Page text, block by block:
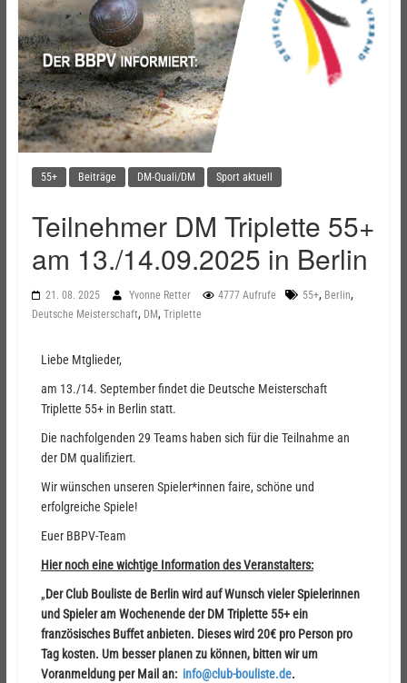
55+ Beiträge DM-Quali/DM Sport aktuell
Teilnehmer DM Triplette 55+
am 13./14.09.2025 in Berlin
21. 08. 2025 Yvonne Retter 4777 Aufrufe 55+, Berlin,
Deutsche Meisterschaft, DM, Triplette
Liebe Mtglieder,
am 13./14. September findet die Deutsche Meisterschaft
Triplette 55+ in Berlin statt.
Die nachfolgenden 29 Teams haben sich für die Teilnahme an
der DM qualifiziert.
Wir wünschen unseren Spieler*innen faire, schöne und
erfolgreiche Spiele!
Euer BBPV-Team
Hier noch eine wichtige Information des Veranstalters:
„Der Club Bouliste de Berlin wird auf Wunsch vieler Spielerinnen
und Spieler am Wochenende der DM Triplette 55+ ein
französisches Buffet anbieten. Dieses wird 20€ pro Person pro
Tag kosten. Um besser planen zu können, bitten wir um
Voranmeldung per Mail an: info@club-bouliste.de.